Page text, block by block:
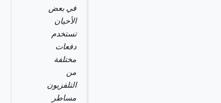
في بعض
الأحيان
تستخدم
دفعات
مختلفة
من
التلفزيون
مساطر